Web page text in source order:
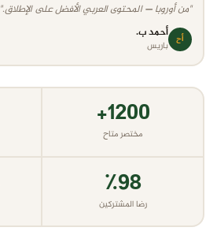
"من أوروبا — المحتوى العربي الأفضل على الإطلاق."
أح أحمد ب.
باريس
١٢٠٠+
مختصر متاح
٩٨٪
رضا المشتركين